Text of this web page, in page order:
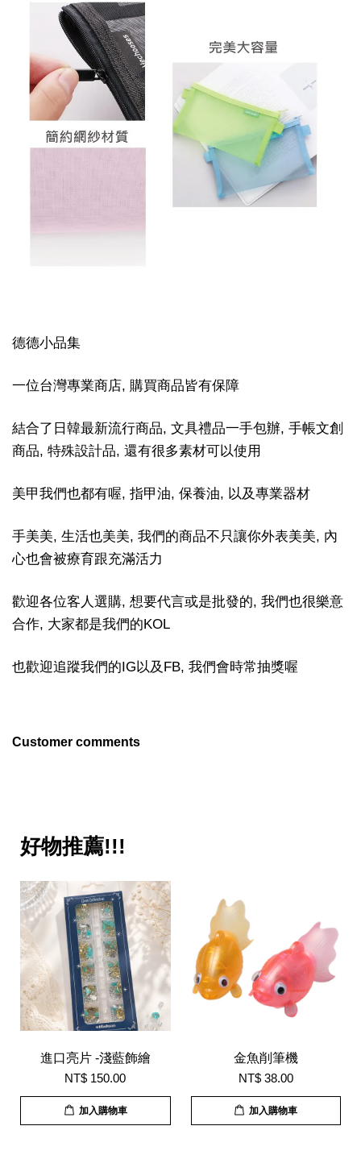
德德小品集
一位台灣專業商店, 購買商品皆有保障
結合了日韓最新流行商品, 文具禮品一手包辦, 手帳文創
商品, 特殊設計品, 還有很多素材可以使用
美甲我們也都有喔, 指甲油, 保養油, 以及專業器材
手美美, 生活也美美, 我們的商品不只讓你外表美美, 內
心也會被療育跟充滿活力
歡迎各位客人選購, 想要代言或是批發的, 我們也很樂意
合作, 大家都是我們的KOL
也歡迎追蹤我們的IG以及FB, 我們會時常抽獎喔
Customer comments
好物推薦!!!
進口亮片 -淺藍飾繪
NT$ 150.00
加入購物車
金魚削筆機
NT$ 38.00
加入購物車